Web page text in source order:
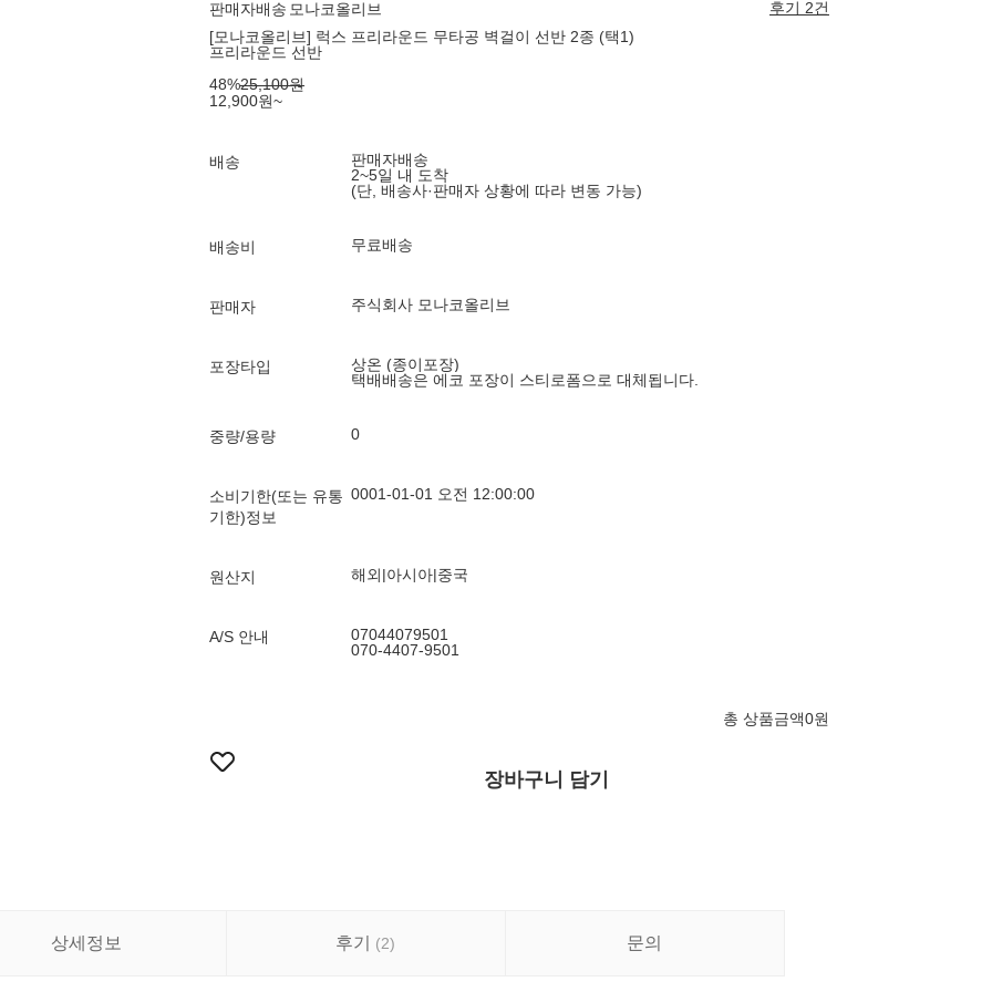
판매자배송 모나코올리브
후기 2건
[모나코올리브] 럭스 프리라운드 무타공 벽걸이 선반 2종 (택1)
프리라운드 선반
48%25,100원
12,900원~
배송
판매자배송
2~5일 내 도착
(단, 배송사·판매자 상황에 따라 변동 가능)
배송비 무료배송
판매자 주식회사 모나코올리브
포장타입
상온 (종이포장)
택배배송은 에코 포장이 스티로폼으로 대체됩니다.
중량/용량 0
소비기한(또는 유통
기한)정보
0001-01-01 오전 12:00:00
원산지 해외|아시아|중국
A/S 안내
07044079501
070-4407-9501
총 상품금액0원
장바구니 담기
상세정보 후기 (2) 문의